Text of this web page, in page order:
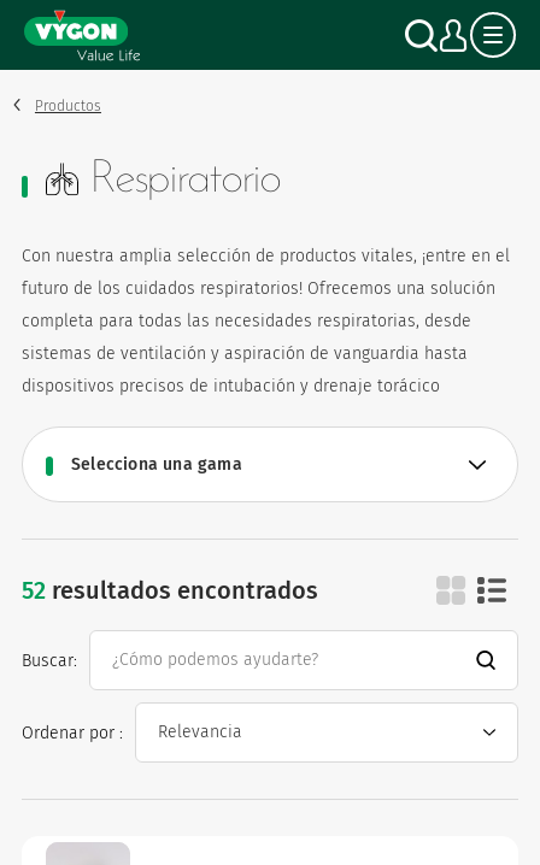
Panel de gestión de cookies
contenido
principal
Buscar
Mi
Productos
Respiratorio
Con nuestra amplia selección de productos vitales, ¡entre en el
futuro de los cuidados respiratorios! Ofrecemos una solución
completa para todas las necesidades respiratorias, desde
sistemas de ventilación y aspiración de vanguardia hasta
dispositivos precisos de intubación y drenaje torácico
52resultados encontrados respiratorio
Ordenar por :
Buscar: